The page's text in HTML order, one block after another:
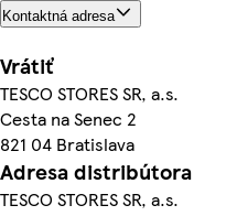
Kontaktná adresa
Vrátiť
TESCO STORES SR, a.s.
Cesta na Senec 2
821 04 Bratislava
Adresa distribútora
TESCO STORES SR, a.s.